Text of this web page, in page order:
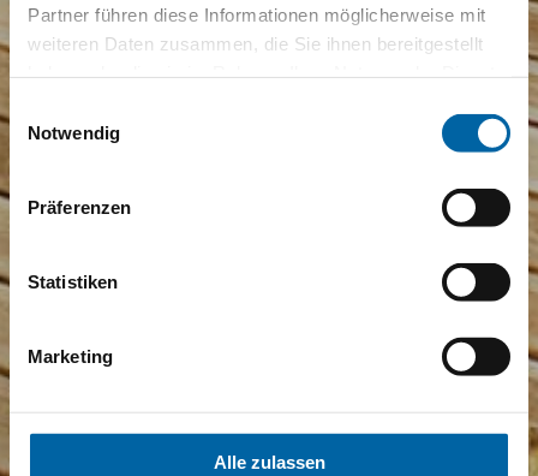
Partner führen diese Informationen möglicherweise mit
weiteren Daten zusammen, die Sie ihnen bereitgestellt
Notwendig
Präferenzen
Statistiken
Marketing
Alle zulassen